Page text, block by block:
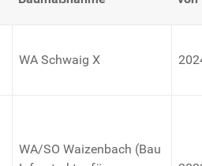
WA Schwaig X
WA/SO Waizenbach (Bau